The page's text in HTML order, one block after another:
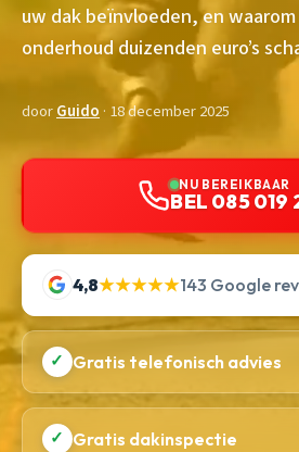
uw dak beïnvloeden, en
onderhoud duizenden euro’s
doorGuido · 18 december 2025
NU BEREIKBAAR
BEL 085 019
4,8★★★★★143 Google
✓ Gratis telefonisch advies
✓ Gratis dakinspectie